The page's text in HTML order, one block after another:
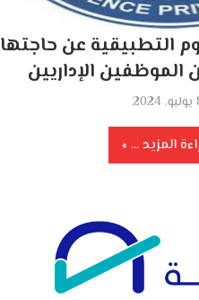
التطبيقية عن حاجتها
الإداريين
المزيد ...